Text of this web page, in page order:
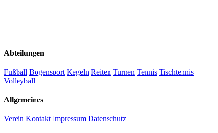
Abteilungen
Fußball Bogensport Kegeln Reiten Turnen Tennis Tischtennis
Volleyball
Allgemeines
Verein Kontakt Impressum Datenschutz